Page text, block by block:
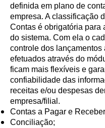
definida em plano de
empresa. A classificação
Contas é obrigatória para
do sistema. Com ela o
controle dos lançamentos
efetuados através do
ficam mais flexíveis e
confiabilidade das
receitas e/ou despesas
empresa/filial.
Contas a Pagar e
Conciliação;